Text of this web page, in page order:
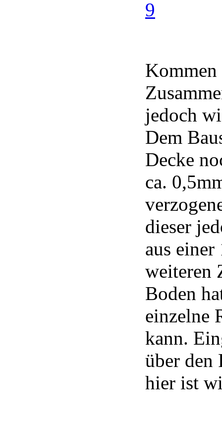
jedoch
Dem
Decke
ca.
dieser
aus einer
weiteren
Boden
einzelne
kann.
über den
hier ist